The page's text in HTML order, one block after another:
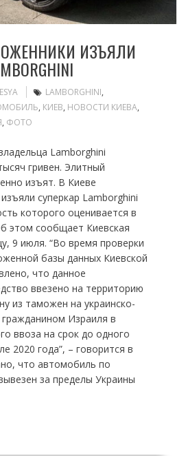
ИЗЪЯЛИ
LAMBORGHINI,
, КИЕВ, НОВОСТИ КИЕВА,
, ФОТО
Lamborghini
гривен. Элитный
изъят. В Киеве
суперкар Lamborghini
которого оценивается в
этом сообщает Киевская
9 июля. “Во время проверки
базы данных Киевской
что данное
ввезено на территорию
из таможен на украинско-
гражданином Израиля в
ввоза на срок до одного
2020 года”, – говорится в
что автомобиль по
за пределы Украины